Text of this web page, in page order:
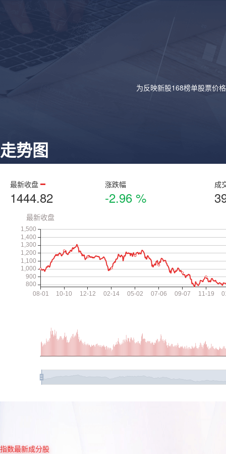
为反映新股168榜单股票价
走势图
最新收盘
1444.82
涨跌幅
-2.96 %
成
指数最新成分股